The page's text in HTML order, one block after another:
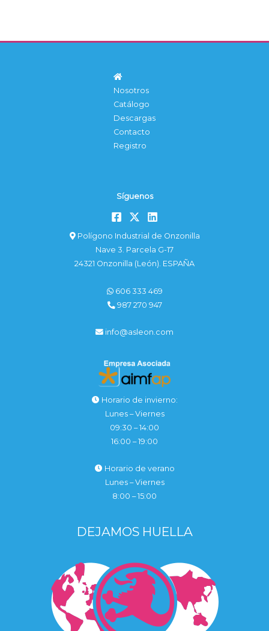
Nosotros
Catálogo
Descargas
Contacto
Registro
Síguenos
Polígono Industrial de Onzonilla
Nave 3. Parcela G-17
24321 Onzonilla (León). ESPAÑA
606 333 469
987 270 947
info@asleon.com
Horario de invierno:
Lunes – Viernes
09:30 – 14:00
16:00 – 19:00
Horario de verano
Lunes – Viernes
8:00 – 15:00
DEJAMOS HUELLA